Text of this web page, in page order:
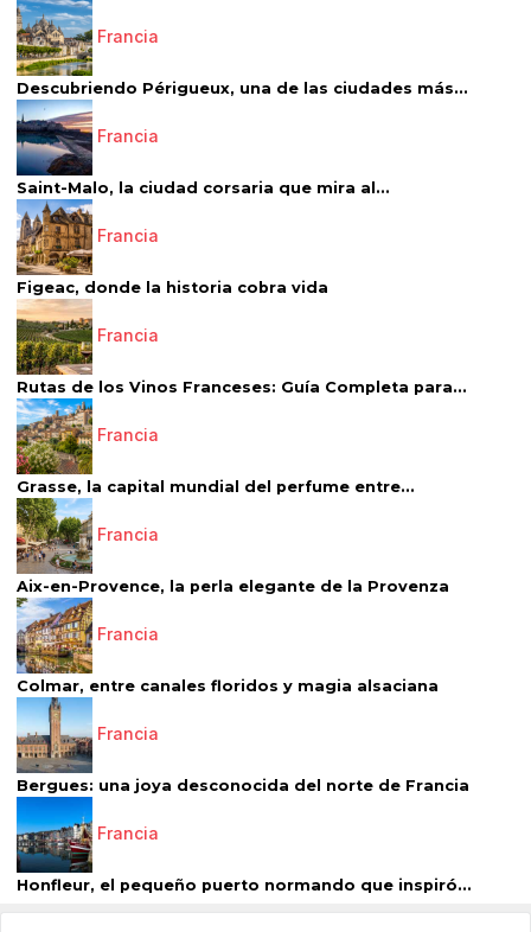
Francia
Descubriendo Périgueux, una de las ciudades más...
Francia
Saint-Malo, la ciudad corsaria que mira al...
Francia
Figeac, donde la historia cobra vida
Francia
Rutas de los Vinos Franceses: Guía Completa para...
Francia
Grasse, la capital mundial del perfume entre...
Francia
Aix-en-Provence, la perla elegante de la Provenza
Francia
Colmar, entre canales floridos y magia alsaciana
Francia
Bergues: una joya desconocida del norte de Francia
Francia
Honfleur, el pequeño puerto normando que inspiró...